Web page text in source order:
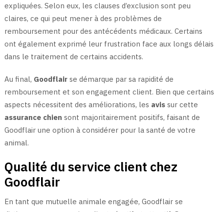
expliquées. Selon eux, les clauses d’exclusion sont peu
claires, ce qui peut mener à des problèmes de
remboursement pour des antécédents médicaux. Certains
ont également exprimé leur frustration face aux longs délais
dans le traitement de certains accidents.
Au final, Goodflairse démarque par sa rapidité de
remboursement et son engagement client. Bien que certains
aspects nécessitent des améliorations, les avissur cette
assurance chien sont majoritairement positifs, faisant de
Goodflair une option à considérer pour la santé de votre
animal.
Qualité du service client chez
Goodflair
En tant que mutuelle animale engagée, Goodflair se